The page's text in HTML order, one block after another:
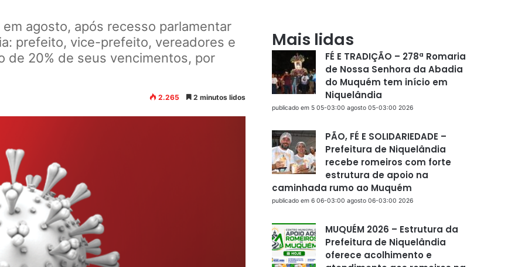
agosto, após recesso parlamentar
prefeito, vice-prefeito, vereadores e
de 20% de seus vencimentos, por
2.265 2 minutos lidos
Mais lidas
FÉ E TRADIÇÃO – 278ª Romaria
de Nossa Senhora da Abadia
do Muquém tem início em
Niquelândia
publicado em 5 05-03:00 agosto 05-03:00 2026
PÃO, FÉ E SOLIDARIEDADE –
Prefeitura de Niquelândia
recebe romeiros com forte
estrutura de apoio na
caminhada rumo ao Muquém
publicado em 6 06-03:00 agosto 06-03:00 2026
MUQUÉM 2026 – Estrutura da
Prefeitura de Niquelândia
oferece acolhimento e